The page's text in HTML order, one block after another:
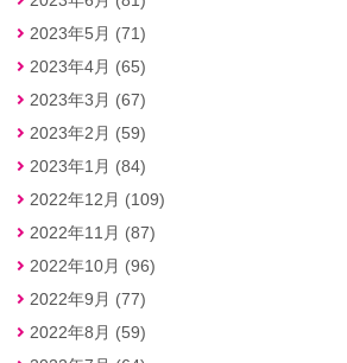
2023年5月 (71)
2023年4月 (65)
2023年3月 (67)
2023年2月 (59)
2023年1月 (84)
2022年12月 (109)
2022年11月 (87)
2022年10月 (96)
2022年9月 (77)
2022年8月 (59)